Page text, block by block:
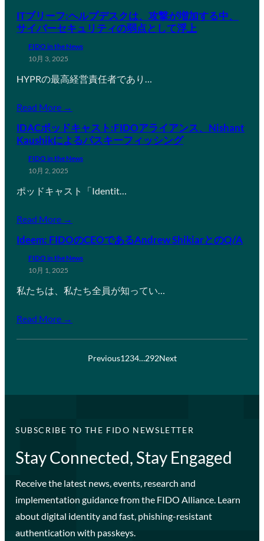
ITブリーフ:ヘルプデスクは、攻撃が増加する中、
サイバーセキュリティの弱点として浮上
FIDO in the News
10月 3, 2025
HYPRの最高経営責任者であり…
Read More →
IDACポッドキャスト:FIDOアライアンス、Nishant
Kaushikによるパスキーフィッシング
FIDO in the News
10月 2, 2025
ポッドキャスト「Identit…
Read More →
Ideem: FIDOのCEOであるAndrew ShikiarとのQ/A
FIDO in the News
10月 1, 2025
私たちは、私たち全員が知ってい…
Read More →
Previous1234…292Next
SUBSCRIBE TO THE FIDO NEWSLETTER
Stay Connected, Stay Engaged
Receive the latest news, events, research and
implementation guidance from the FIDO Alliance. Learn
about digital identity and fast, phishing-resistant
authentication with passkeys.